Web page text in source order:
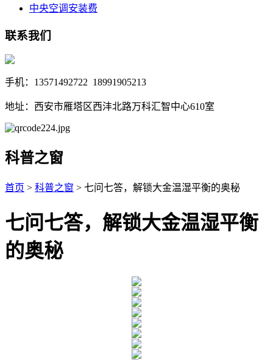
中央空调安装费
联系我们
手机：13571492722 18991905213
地址：西安市雁塔区西沣北路万科汇智中心610室
科普之窗
首页 > 科普之窗 > 七问七答，解锁大金温湿平衡的奥秘
七问七答，解锁大金温湿平衡
的奥秘